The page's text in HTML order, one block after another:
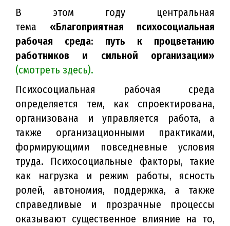
В этом году центральная
тема «Благоприятная психосоциальная
рабочая среда: путь к процветанию
работников и сильной организации»
(смотреть здесь).
Психосоциальная рабочая среда
определяется тем, как спроектирована,
организована и управляется работа, а
также организационными практиками,
формирующими повседневные условия
труда. Психосоциальные факторы, такие
как нагрузка и режим работы, ясность
ролей, автономия, поддержка, а также
справедливые и прозрачные процессы
оказывают существенное влияние на то,